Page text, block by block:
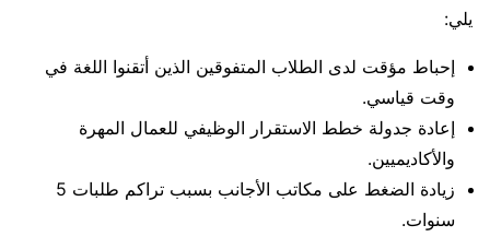
يلي:
إحباط مؤقت لدى الطلاب المتفوقين الذين أتقنوا اللغة في
وقت قياسي.
إعادة جدولة خطط الاستقرار الوظيفي للعمال المهرة
والأكاديميين.
زيادة الضغط على مكاتب الأجانب بسبب تراكم طلبات 5
سنوات.